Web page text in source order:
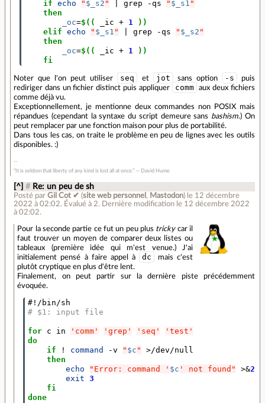
if echo " $_s2 " grep -qs " $_s1 "
then
_oc=$(( _ic + 1
))
elif echo " $_s1 " grep -qs " $_s2 "
then
_oc=$(( _ic + 1
))
fi
Noter que l'on peut utiliser seq et jot sans option -s
puis
rediriger dans un fichier distinct puis appliquer
comm
aux deux fichiers
comme déjà vu.
Exceptionnellement, je mentionne deux commandes non POSIX mais
répandues (cependant la syntaxe du script demeure sans bashism.) On
peut remplacer par une fonction maison pour plus de portabilité.
Dans tous les cas, on traite le problème en peu de lignes avec les outils
disponibles. :)
“It is seldom that liberty of any kind is lost all at once.” ― David Hume
[^] # Re: un peu de sh
Posté parGil Cot ✔ (site web personnel , Mastodon) le 12 décembre
2022 à 02:02. Évalué à 2. Dernière modification le 12 décembre 2022
à 02:02.
Pour la seconde partie ce fut un peu plus trickycar il
faut trouver un moyen de comparer deux listes ou
tableaux (première idée qui m'est venue.) J'ai
initialement pensé à faire appel à
dc
mais c'est
plutôt cryptique en plus d'être lent.
Finalement, on peut partir sur la dernière piste précédemment
évoquée.
#!/bin/sh
# $1: input file
for c in 'comm' 'grep' 'seq'
'test'
do
if ! command -v " $c "
>/dev/null
then
echo
"Error: command ' $c ' not found" >&2
exit
3
fi
done